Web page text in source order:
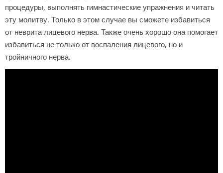
процедуры, выполнять гимнастические упражнения и читать
эту молитву. Только в этом случае вы сможете избавиться
от неврита лицевого нерва. Также очень хорошо она помогает
избавиться не только от воспаления лицевого, но и
тройничного нерва.